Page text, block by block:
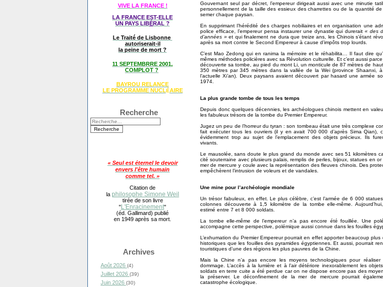
VIVE LA FRANCE !
LA FRANCE EST-ELLE
UN PAYS LIBÉRAL ?
Le Traité de Lisbonne
autoriserait-il
la peine de mort ?
11 SEPTEMBRRE 2001,
COMPLOT ?
BAYROU RELANCE
LE PROGRAMME NUCLÉAIRE
Recherche
« Seul est éternel le devoir
envers l'être humain
comme tel. »
Citation de
la philosophe Simone Weil
tirée de son livre
"L'Enracinement"
(éd. Gallimard) publié
en 1949 après sa mort.
Archives
Août 2026 (4)
Juillet 2026 (39)
Juin 2026 (30)
Gouvernant seul par décret, l’empereur dirigeait aussi avec une minutie
personnellement de la taille des essieux des charrettes ou de la quantité
semer chaque paysan.
En supprimant l’hérédité des charges nobiliaires et en organisation une
police efficace, l’empereur pensa instaurer une dynastie qui durerait « des
d’années » et qui finalement ne dura que treize ans, les Chinois s’étant
après sa mort contre le Second Empereur à cause d’impôts trop lourds.
C’est Mao Zedong qui en ranima la mémoire et le réhabilita… Il faut dire
mêmes méthodes policières avec sa Révolution culturelle. Et c’est aussi
découverte sa tombe, au pied du mont Li, un monticule de 87 mètres de
350 mètres par 345 mètres dans la vallée de la Wei (province Shaanxi,
l’actuelle Xi’an). Deux paysans avaient découvert par hasard une armée
1974.
La plus grande tombe de tous les temps
Depuis donc quelques décennies, les archéologues chinois mettent en
les fabuleux trésors de la tombe du Premier Empereur.
Jugez un peu de l’horreur du tyran : son tombeau était une très complexe
fait exécuter tous les ouvriers (il y en avait 700 000 d’après Sima Qian),
évidemment trop au sujet de l’emplacement des objets précieux. Ils
vivants.
Le mausolée, sans doute le plus grand du monde avec ses 51 kilomètres
cité souterraine avec plusieurs palais, remplis de perles, bijoux, statues en
mer de mercure y coule avec la représentation des fleuves chinois. Des
empêchèrent l’intrusion de voleurs et de vandales.
Une mine pour l’archéologie mondiale
Un trésor fabuleux, en effet. Le plus célèbre, c’est l’armée de 6 000
colonnes découverte à 1,5 kilomètre de la tombe elle-même.
estimé entre 7 et 8 000 soldats.
La tombe elle-même de l’empereur n’a pas encore été fouillée. Une
accompagne cette perspective, polémique aussi connue dans les fouilles
L’exhumation du Premier Empereur pourrait en effet apporter beaucoup plus
historiques que les fouilles des pyramides égyptiennes. Et aussi, pourrait
touristiques d’une des régions les plus pauvres de la Chine.
Mais la Chine n’a pas encore les moyens technologiques pour réaliser
dommage. L’accès à la lumière et à l’air détériore inexorablement les
soldats en terre cuite a été perdue car on ne dispose encore pas des
la préserver. Le déconfinement de la mer de mercure pourrait
catastrophe écologique.